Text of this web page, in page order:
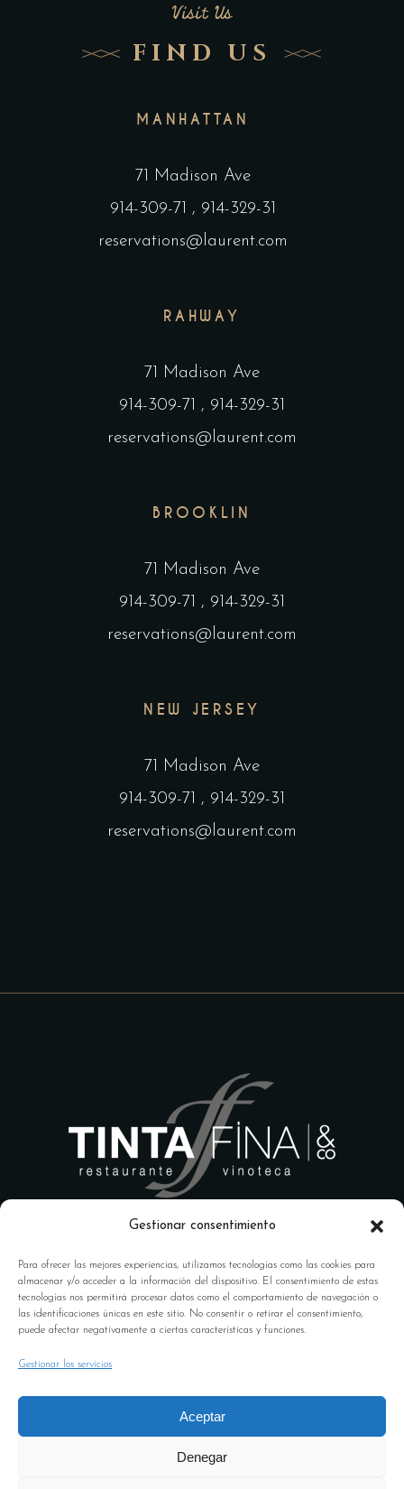
Gestionar consentimiento
Para ofrecer las mejores experiencias, utilizamos tecnologías como las cookies para
almacenar y/o acceder a la información del dispositivo. El consentimiento de estas
tecnologías nos permitirá procesar datos como el comportamiento de navegación o
las identificaciones únicas en este sitio. No consentir o retirar el consentimiento,
puede afectar negativamente a ciertas características y funciones.
Gestionar los servicios
Aceptar
Denegar
Visit Us
FIND US
MANHATTAN
71 Madison Ave
914-309-71 , 914-329-31
reservations@laurent.com
RAHWAY
71 Madison Ave
914-309-71 , 914-329-31
reservations@laurent.com
BROOKLIN
71 Madison Ave
914-309-71 , 914-329-31
reservations@laurent.com
NEW JERSEY
71 Madison Ave
914-309-71 , 914-329-31
reservations@laurent.com
Calle Ángel Ganivet, 18009
reservas@tintafinarestaurante.com
Horario: 13:00 a 1:00 horas
ABIERTO TODOS LOS DÍAS –